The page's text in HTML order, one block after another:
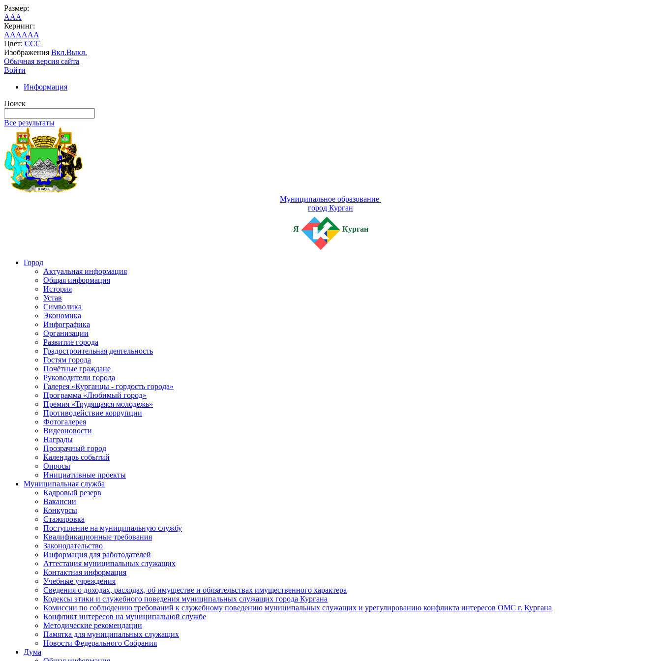
Размер:
AAA
Кернинг:
AAAAAA
Цвет: CCC
Изображения Вкл.Выкл.
Обычная версия сайта
Войти
Информация
Поиск
Все результаты
Муниципальное образование
город Курган
Я Курган
Город
Актуальная информация
Общая информация
История
Устав
Символика
Экономика
Инфографика
Организации
Развитие города
Градостроительная деятельность
Гостям города
Почётные граждане
Руководители города
Галерея «Курганцы - гордость города»
Программа «Любимый город»
Премия «Трудящаяся молодежь»
Противодействие коррупции
Фотогалерея
Видеоновости
Награды
Прозрачный город
Календарь событий
Опросы
Инициативные проекты
Муниципальная служба
Кадровый резерв
Вакансии
Конкурсы
Стажировка
Поступление на муниципальную службу
Квалификационные требования
Законодательство
Информация для работодателей
Аттестация муниципальных служащих
Контактная информация
Учебные учреждения
Сведения о доходах, расходах, об имуществе и обязательствах имущественного характера
Кодексы этики и служебного поведения муниципальных служащих города Кургана
Комиссии по соблюдению требований к служебному поведению муниципальных служащих и урегулированию конфликта интересов ОМС г. Кургана
Конфликт интересов на муниципальной службе
Методические рекомендации
Памятка для муниципальных служащих
Новости Федерального Cобрания
Дума